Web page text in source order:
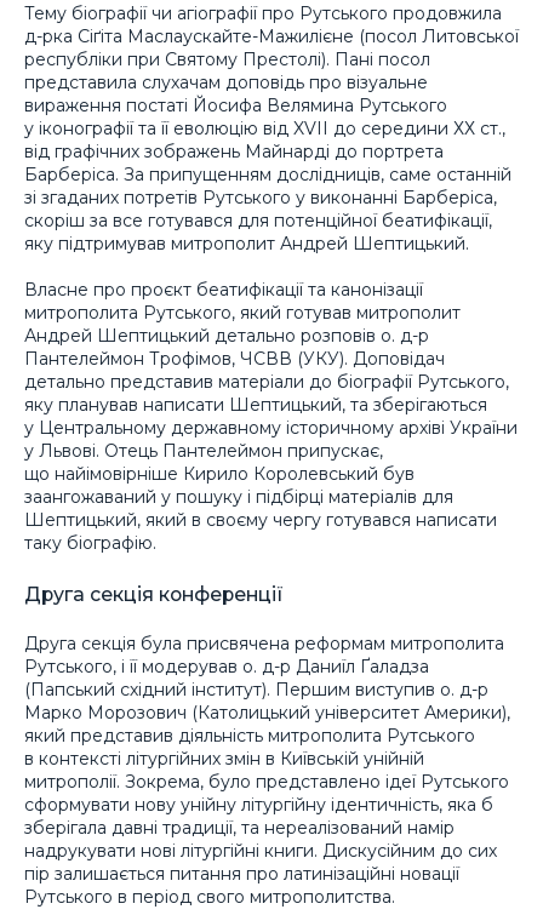
Тему біографії чи агіографії про Рутського продовжила
д-рка Сіґіта Маслаускайте-Мажилієне (посол Литовської
республіки при Святому Престолі). Пані посол
представила слухачам доповідь про візуальне
вираження постаті Йосифа Велямина Рутського
у іконографії та її еволюцію від XVII до середини ХХ ст.,
від графічних зображень Майнарді до портрета
Барберіса. За припущенням дослідниців, саме останній
зі згаданих потретів Рутського у виконанні Барберіса,
скоріш за все готувався для потенційної беатифікації,
яку підтримував митрополит Андрей Шептицький.
Власне про проєкт беатифікації та канонізації
митрополита Рутського, який готував митрополит
Андрей Шептицький детально розповів о. д-р
Пантелеймон Трофімов, ЧСВВ (УКУ). Доповідач
детально представив матеріали до біографії Рутського,
яку планував написати Шептицький, та зберігаються
у Центральному державному історичному архіві України
у Львові. Отець Пантелеймон припускає,
що найімовірніше Кирило Королевський був
заангожаваний у пошуку і підбірці матеріалів для
Шептицький, який в своєму чергу готувався написати
таку біографію.
Друга секція конференції
Друга секція була присвячена реформам митрополита
Рутського, і її модерував о. д-р Даниїл Ґаладза
(Папський східний інститут). Першим виступив о. д-р
Марко Морозович (Католицький університет Америки),
який представив діяльність митрополита Рутського
в контексті літургійних змін в Київській унійній
митрополії. Зокрема, було представлено ідеї Рутського
сформувати нову унійну літургійну ідентичність, яка б
зберігала давні традиції, та нереалізований намір
надрукувати нові літургійні книги. Дискусійним до сих
пір залишається питання про латинізаційні новації
Рутського в період свого митрополитства.